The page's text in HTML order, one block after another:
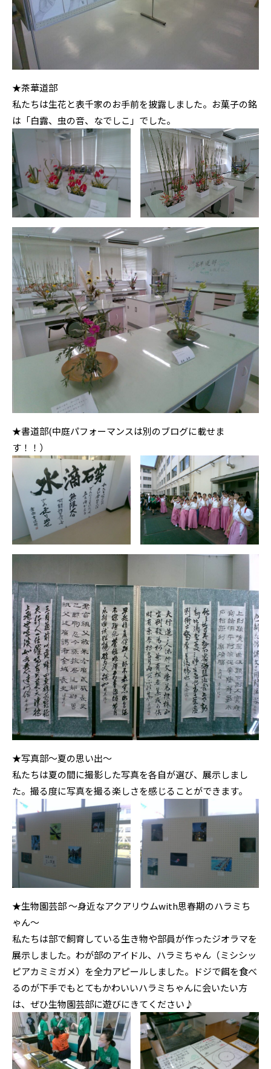
★茶華道部
私たちは生花と表千家のお手前を披露しました。お菓子の銘
は「白露、虫の音、なでしこ」でした。
★書道部(中庭パフォーマンスは別のブログに載せま
す！！）
★写真部〜夏の思い出〜
私たちは夏の間に撮影した写真を各自が選び、展示しまし
た。撮る度に写真を撮る楽しさを感じることができます。
★生物園芸部 〜身近なアクアリウムwith思春期のハラミち
ゃん〜
私たちは部で飼育している生き物や部員が作ったジオラマを
展示しました。わが部のアイドル、ハラミちゃん（ミシシッ
ピアカミミガメ）を全力アピールしました。ドジで餌を食べ
るのが下手でもとてもかわいいハラミちゃんに会いたい方
は、ぜひ生物園芸部に遊びにきてください♪